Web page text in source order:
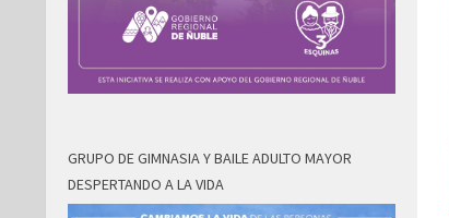
GRUPO DE GIMNASIA Y BAILE ADULTO MAYOR
DESPERTANDO A LA VIDA